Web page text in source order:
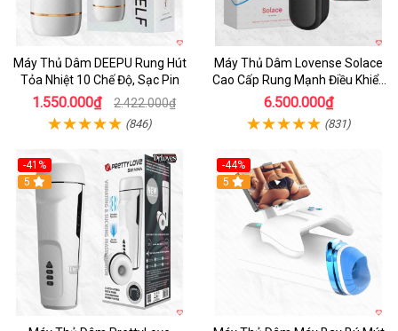
Máy Thủ Dâm DEEPU Rung Hút
Tỏa Nhiệt 10 Chế Độ, Sạc Pin
1.550.000₫ 2.422.000₫
(846)
Máy Thủ Dâm Lovense Solace
Cao Cấp Rung Mạnh Điều Khiển
App
6.500.000₫
(831)
-41%
Hot
5
-44%
Hot
5